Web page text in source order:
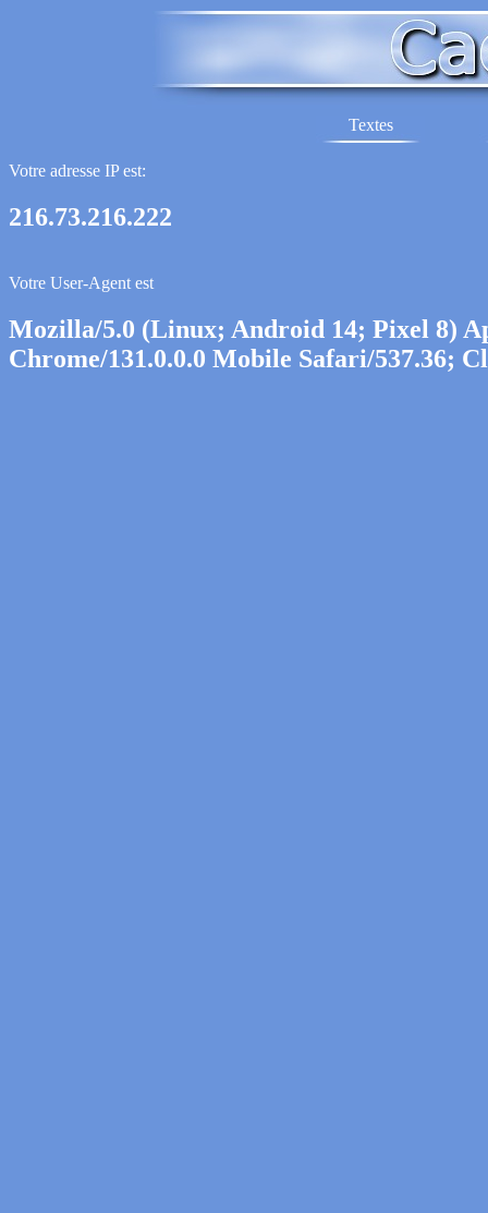
Textes
Votre adresse IP est:
216.73.216.222
Votre User-Agent est
Mozilla/5.0 (Linux; Android 14; Pixel 8)
Chrome/131.0.0.0 Mobile Safari/537.36;